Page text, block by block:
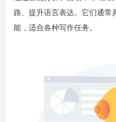
路、提升语言表达。它们通常
能，适合各种写作任务。